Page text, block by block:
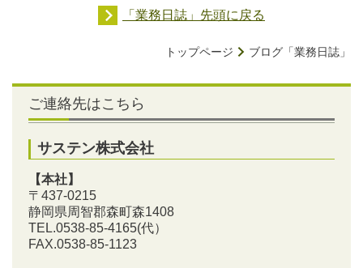
「業務日誌」先頭に戻る
トップページ ブログ「業務日誌」
ご連絡先はこちら
サステン株式会社
【本社】
〒437-0215
静岡県周智郡森町森1408
TEL.0538-85-4165(代）
FAX.0538-85-1123